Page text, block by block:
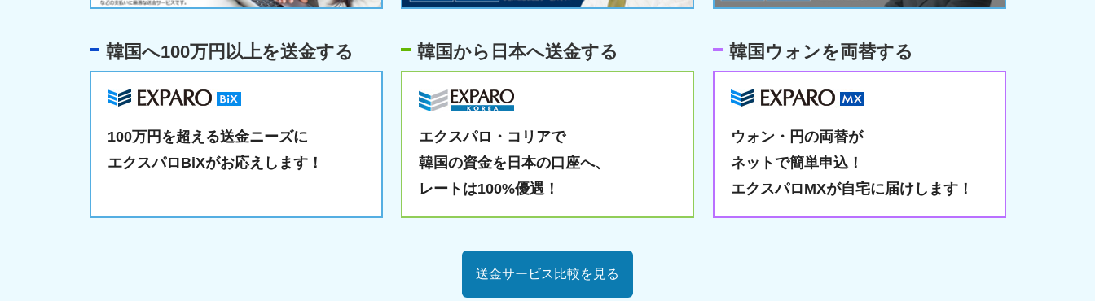
韓国へ100万円以上を送金する
100万円を超える送金ニーズに
エクスパロBiXがお応えします！
韓国から日本へ送金する
エクスパロ・コリアで
韓国の資金を日本の口座へ、
レートは100%優遇！
韓国ウォンを両替する
ウォン・円の両替が
ネットで簡単申込！
エクスパロMXが自宅に届けします！
送金サービス比較を見る